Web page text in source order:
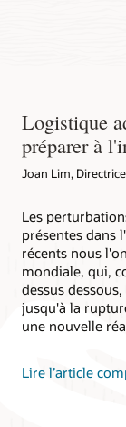
Logistique
préparer à
Joan Lim,
Les
présentes dans
récents nous
mondiale, qui,
dessus
jusqu'à la
une nouvelle
Lire l’article